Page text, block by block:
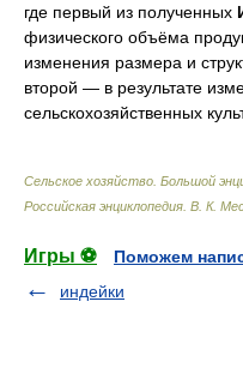
где первый из полученных
физического объёма
изменения размера и
второй — в результате
сельскохозяйственных
Сельское хозяйство. Большой
Российская энциклопедия В. К.
Игры ⚽
Поможем
индейки